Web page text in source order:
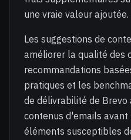
une vraie valeur ajoutée.
Les suggestions de
améliorer la qualité des
recommandations
pratiques et les
de délivrabilité de Brevo
contenus d'emails
éléments susceptibles